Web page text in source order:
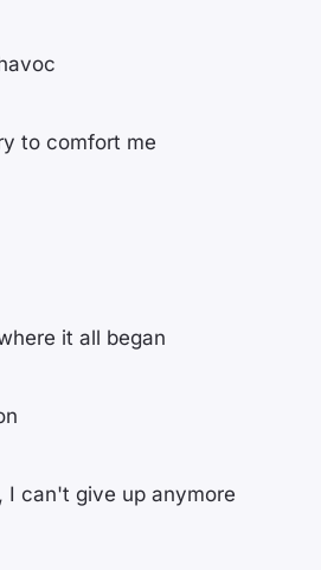
to comfort me
it all began
I can't give up anymore